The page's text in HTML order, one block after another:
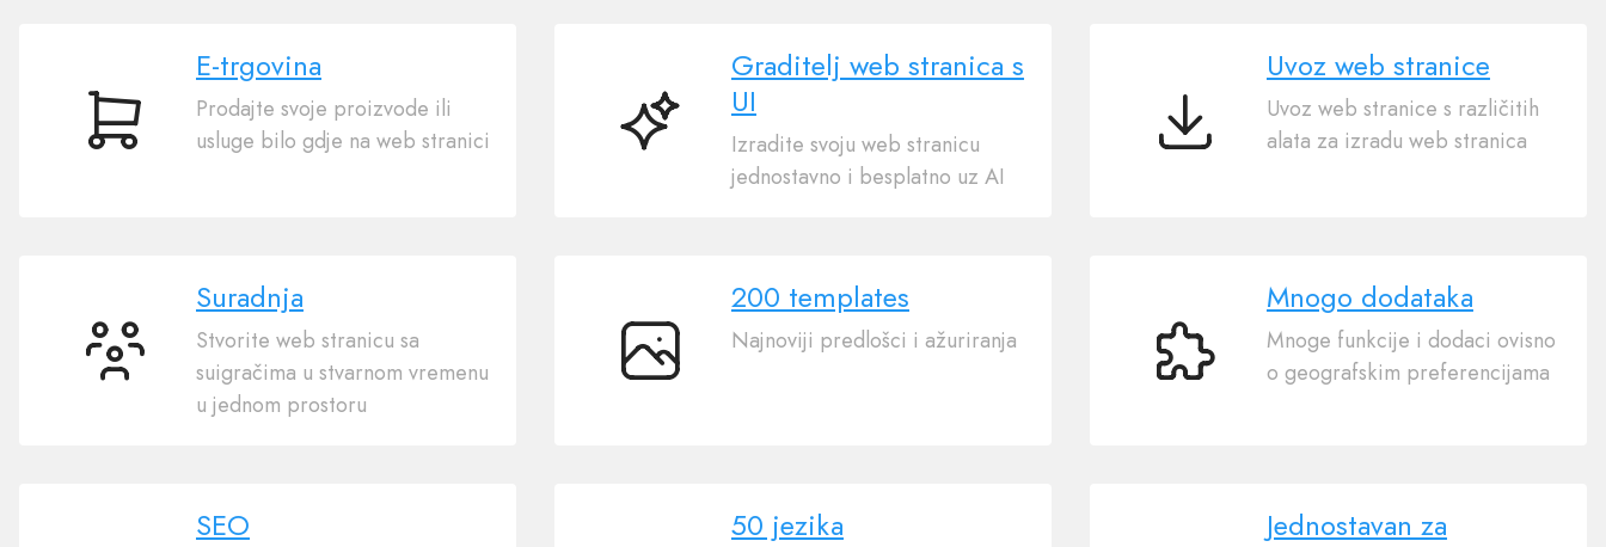
E-
E-trgovina
Prodajte svoje proizvode ili
usluge bilo gdje na web stranici
Graditelj
Graditelj web stranica s
UI
Izradite svoju web stranicu
jednostavno i besplatno uz AI
Uvoz
Uvoz web stranice
Uvoz web stranice s različitih
alata za izradu web stranica
Suradnja
Suradnja
Stvorite web stranicu sa
suigračima u stvarnom vremenu
u jednom prostoru
200
200 templates
Najnoviji predlošci i ažuriranja
Mnogo
Mnogo dodataka
Mnoge funkcije i dodaci ovisno
o geografskim preferencijama
SEO 50 jezika
Jednostavan za